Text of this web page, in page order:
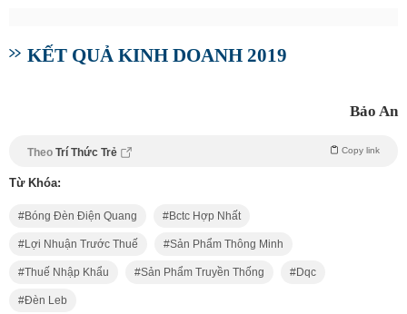
KẾT QUẢ KINH DOANH 2019
Bảo An
Theo Trí Thức Trẻ Copy link
Từ Khóa:
Bóng Đèn Điện Quang Bctc Hợp Nhất
Lợi Nhuận Trước Thuế Sản Phẩm Thông Minh
Thuế Nhập Khẩu Sản Phẩm Truyền Thống Dqc
Đèn Leb